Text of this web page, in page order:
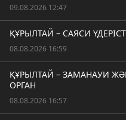
09.08.2026 12:47
ҚҰРЫЛТАЙ – САЯСИ
08.08.2026 16:59
ҚҰРЫЛТАЙ – ЗАМАНАУИ
ОРГАН
08.08.2026 16:57